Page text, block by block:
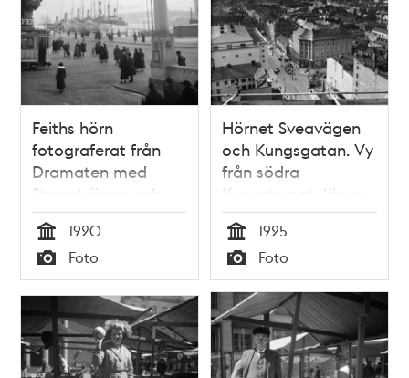
Feiths hörn
fotograferat från
Dramaten med
Strandvägen och
Nybroviken i fonden.
Människor på
gatan.
Tid
1920
Typ
Foto
Hörnet Sveavägen
och Kungsgatan. Vy
från södra
Kungstornet, längs
Kungsgatan
västerut.
Spårvagnen svänger
in till höger på
Sveavägen. Till
vänster
Konserthuset.
Tid
1925
Typ
Foto